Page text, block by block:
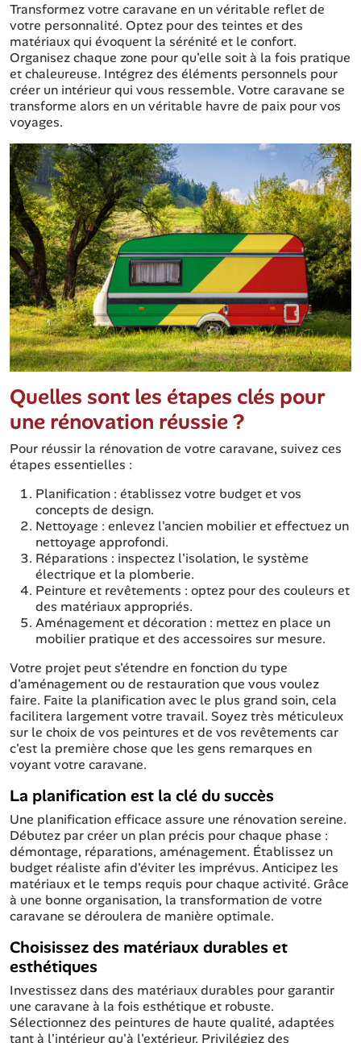
Transformez votre caravane en un véritable reflet de
votre personnalité. Optez pour des teintes et des
matériaux qui évoquent la sérénité et le confort.
Organisez chaque zone pour qu'elle soit à la fois pratique
et chaleureuse. Intégrez des éléments personnels pour
créer un intérieur qui vous ressemble. Votre caravane se
transforme alors en un véritable havre de paix pour vos
voyages.
Quelles sont les étapes clés pour
une rénovation réussie ?
Pour réussir la rénovation de votre caravane, suivez ces
étapes essentielles :
Planification : établissez votre budget et vos
concepts de design.
Nettoyage : enlevez l'ancien mobilier et effectuez un
nettoyage approfondi.
Réparations : inspectez l'isolation, le système
électrique et la plomberie.
Peinture et revêtements : optez pour des couleurs et
des matériaux appropriés.
Aménagement et décoration : mettez en place un
mobilier pratique et des accessoires sur mesure.
Votre projet peut s'étendre en fonction du type
d'aménagement ou de restauration que vous voulez
faire. Faite la planification avec le plus grand soin, cela
facilitera largement votre travail. Soyez très méticuleux
sur le choix de vos peintures et de vos revêtements car
c'est la première chose que les gens remarques en
voyant votre caravane.
La planification est la clé du succès
Une planification efficace assure une rénovation sereine.
Débutez par créer un plan précis pour chaque phase :
démontage, réparations, aménagement. Établissez un
budget réaliste afin d'éviter les imprévus. Anticipez les
matériaux et le temps requis pour chaque activité. Grâce
à une bonne organisation, la transformation de votre
caravane se déroulera de manière optimale.
Choisissez des matériaux durables et
esthétiques
Investissez dans des matériaux durables pour garantir
une caravane à la fois esthétique et robuste.
Sélectionnez des peintures de haute qualité, adaptées
tant à l'intérieur qu'à l'extérieur. Privilégiez des